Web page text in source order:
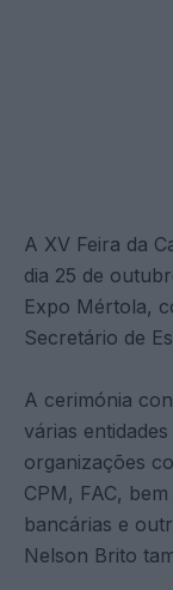
A XV Feira da
dia 25 de
Expo Mértola,
Secretário de
A cerimónia
várias
organizações
CPM, FAC,
bancárias e
Nelson Brito